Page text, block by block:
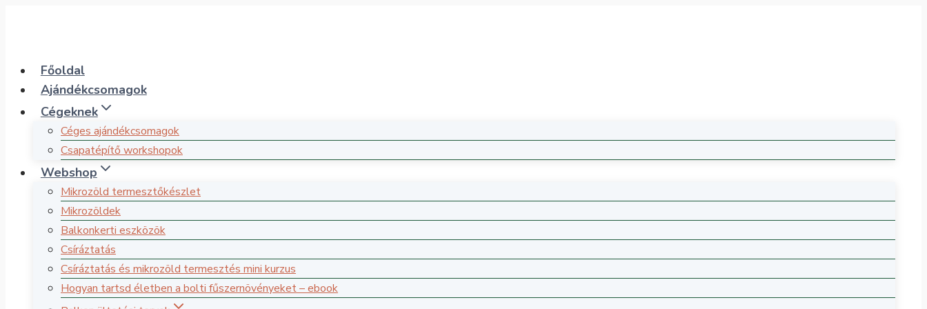
Főoldal
Ajándékcsomagok
Cégeknek
Céges ajándékcsomagok
Csapatépítő workshopok
Webshop
Mikrozöld termesztőkészlet
Mikrozöldek
Balkonkerti eszközök
Csíráztatás
Csíráztatás és mikrozöld termesztés mini kurzus
Hogyan tartsd életben a bolti fűszernövényeket – ebook